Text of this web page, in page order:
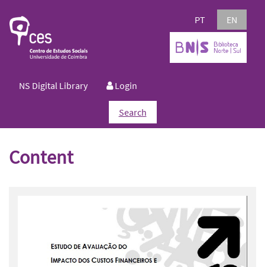
PT EN
NS Digital Library Login
Search
Content